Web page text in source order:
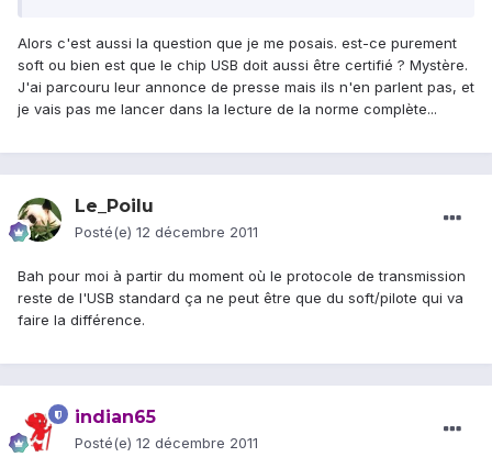
Alors c'est aussi la question que je me posais. est-ce purement
soft ou bien est que le chip USB doit aussi être certifié ? Mystère.
J'ai parcouru leur annonce de presse mais ils n'en parlent pas, et
je vais pas me lancer dans la lecture de la norme complète...
Le_Poilu
Posté(e) 12 décembre 2011
Bah pour moi à partir du moment où le protocole de transmission
reste de l'USB standard ça ne peut être que du soft/pilote qui va
faire la différence.
indian65
Posté(e) 12 décembre 2011